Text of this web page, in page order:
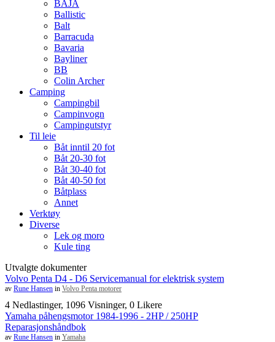
BAJA
Ballistic
Balt
Barracuda
Bavaria
Bayliner
BB
Colin Archer
Camping
Campingbil
Campinvogn
Campingutstyr
Til leie
Båt inntil 20 fot
Båt 20-30 fot
Båt 30-40 fot
Båt 40-50 fot
Båtplass
Annet
Verktøy
Diverse
Lek og moro
Kule ting
Utvalgte dokumenter
Volvo Penta D4 - D6 Servicemanual for elektrisk system
av Rune Hansen in Volvo Penta motorer
4 Nedlastinger, 1096 Visninger, 0 Likere
Yamaha påhengsmotor 1984-1996 - 2HP / 250HP
Reparasjonshåndbok
av Rune Hansen in Yamaha